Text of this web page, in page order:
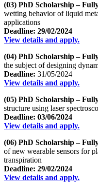
(03) PhD Scholarship –
wetting behavior of liquid
applications
Deadline: 29/02/2024
View details and apply.
(04) PhD Scholarship –
the subject of designing
Deadline: 31/05/2024
View details and apply.
(05) PhD Scholarship –
structure using laser
Deadline: 03/06/2024
View details and apply.
(06) PhD Scholarship –
of new wearable sensors for
transpiration
Deadline: 29/02/2024
View details and apply.